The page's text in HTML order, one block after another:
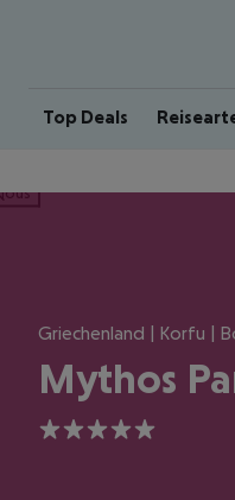
Top Deals
Griechenland | Korfu |
Mythos
5